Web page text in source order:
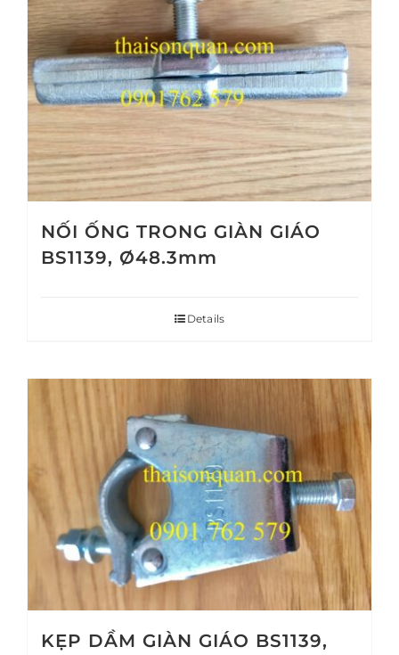
NỐI ỐNG TRONG GIÀN GIÁO
BS1139, Ø48.3mm
Details
KẸP DẦM GIÀN GIÁO BS1139,